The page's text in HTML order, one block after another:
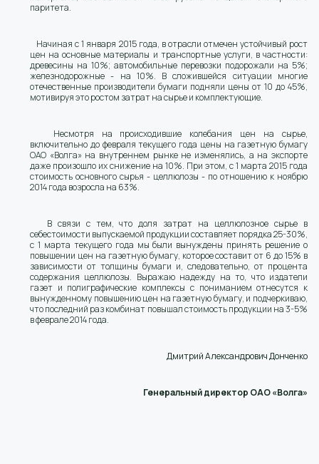
паритета.
Начиная с 1 января 2015 года, в отрасли отмечен устойчивый рост
цен на основные материалы и транспортные услуги, в частности:
древесины на 10%; автомобильные перевозки подорожали на 5%;
железнодорожные - на 10%. В сложившейся ситуации многие
отечественные производители бумаги подняли цены от 10 до 45%,
мотивируя это ростом затрат на сырье и комплектующие.
Несмотря на происходившие колебания цен на сырье,
включительно до февраля текущего года цены на газетную бумагу
ОАО «Волга» на внутреннем рынке не изменялись, а на экспорте
даже произошло их снижение на 10%. При этом, с 1 марта 2015 года
стоимость основного сырья - целлюлозы - по отношению к ноябрю
2014 года возросла на 63%.
В связи с тем, что доля затрат на целлюлозное сырье в
себестоимости выпускаемой продукции составляет порядка 25-30%,
с 1 марта текущего года мы были вынуждены принять решение о
повышении цен на газетную бумагу, которое составит от 6 до 15% в
зависимости от толщины бумаги и, следовательно, от процента
содержания целлюлозы. Выражаю надежду на то, что издатели
газет и полиграфические комплексы с пониманием отнесутся к
вынужденному повышению цен на газетную бумагу, и подчеркиваю,
что последний раз комбинат повышал стоимость продукции на 3-5%
в феврале 2014 года.
Дмитрий Александрович Донченко
Генеральный директор ОАО «Волга»